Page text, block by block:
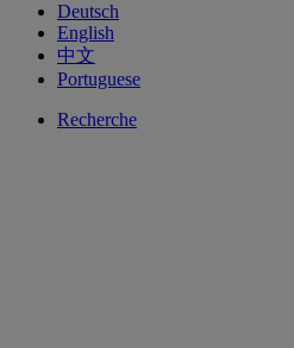
Deutsch
English
中文
Portuguese
Recherche